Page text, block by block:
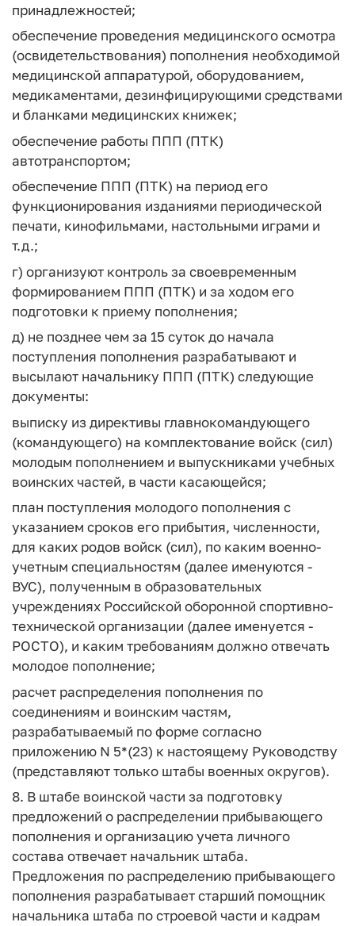
принадлежностей;
обеспечение проведения медицинского осмотра
(освидетельствования) пополнения необходимой
медицинской аппаратурой, оборудованием,
медикаментами, дезинфицирующими средствами
и бланками медицинских книжек;
обеспечение работы ППП (ПТК)
автотранспортом;
обеспечение ППП (ПТК) на период его
функционирования изданиями периодической
печати, кинофильмами, настольными играми и
т.д.;
г) организуют контроль за своевременным
формированием ППП (ПТК) и за ходом его
подготовки к приему пополнения;
д) не позднее чем за 15 суток до начала
поступления пополнения разрабатывают и
высылают начальнику ППП (ПТК) следующие
документы:
выписку из директивы главнокомандующего
(командующего) на комплектование войск (сил)
молодым пополнением и выпускниками учебных
воинских частей, в части касающейся;
план поступления молодого пополнения с
указанием сроков его прибытия, численности,
для каких родов войск (сил), по каким военно-
учетным специальностям (далее именуются -
ВУС), полученным в образовательных
учреждениях Российской оборонной спортивно-
технической организации (далее именуется -
РОСТО), и каким требованиям должно отвечать
молодое пополнение;
расчет распределения пополнения по
соединениям и воинским частям,
разрабатываемый по форме согласно
приложению N 5*(23) к настоящему Руководству
(представляют только штабы военных округов).
8. В штабе воинской части за подготовку
предложений о распределении прибывающего
пополнения и организацию учета личного
состава отвечает начальник штаба.
Предложения по распределению прибывающего
пополнения разрабатывает старший помощник
начальника штаба по строевой части и кадрам